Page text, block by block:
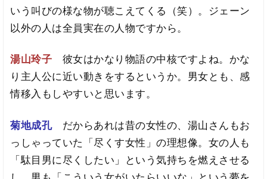
いう叫びの様な物が聴こえてくる（笑）。ジェーン
以外の人は全員実在の人物ですから。
湯山玲子 彼女はかなり物語の中核ですよね。かな
り主人公に近い動きをするというか。男女とも、感
情移入もしやすいと思います。
菊地成孔 だからあれは昔の女性の、湯山さんもお
っしゃっていた「尽くす女性」の理想像。女の人も
「駄目男に尽くしたい」という気持ちを燃えさせる